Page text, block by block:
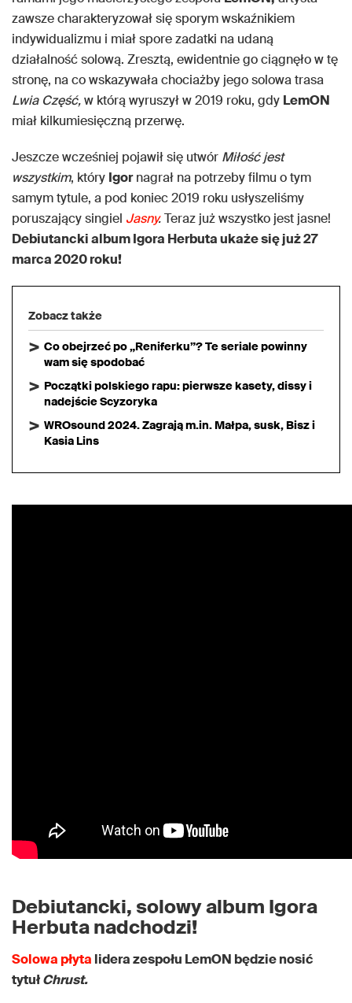
zawsze charakteryzował się sporym wskaźnikiem
indywidualizmu i miał spore zadatki na udaną
działalność solową. Zresztą, ewidentnie go ciągnęło w tę
stronę, na co wskazywała chociażby jego solowa trasa
Lwia Część,w którą wyruszył w 2019 roku, gdy LemON
miał kilkumiesięczną przerwę.
Jeszcze wcześniej pojawił się utwór Miłość jest
wszystkim, który Igornagrał na potrzeby filmu o tym
samym tytule, a pod koniec 2019 roku usłyszeliśmy
poruszający singiel Jasny.Teraz już wszystko jest jasne!
Debiutancki album Igora Herbuta ukaże się już 27
marca 2020 roku!
Zobacz także
Co obejrzeć po „Reniferku”? Te seriale powinny
wam się spodobać
Początki polskiego rapu: pierwsze kasety, dissy i
nadejście Scyzoryka
WROsound 2024. Zagrają m.in. Małpa, susk, Bisz i
Kasia Lins
Debiutancki, solowy album Igora
Herbuta nadchodzi!
Solowa płyta lidera zespołu LemON będzie nosić
tytułChrust.